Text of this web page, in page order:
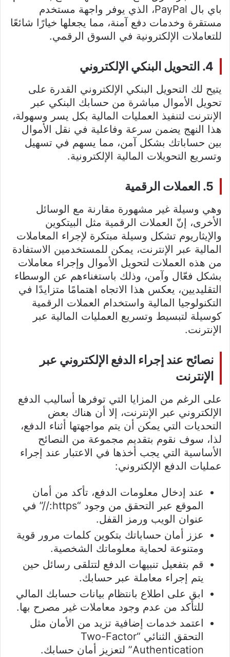
باي بال PayPal، الذي يوفر واجهة مستخدم
مستقرة وخدمات دفع آمنة، مما يجعلها خيارًا شائعًا
للتعاملات الإلكترونية في السوق الرقمي.
4. التحويل البنكي الإلكتروني
يتيح لك التحويل البنكي الإلكتروني القدرة على
تحويل الأموال مباشرة من حسابك البنكي عبر
الإنترنت لتنفيذ العمليات المالية بكل يسر وسهولة،
هذا النهج يضمن سرعة وفاعلية في نقل الأموال
بين حساباتك بشكل آمن، مما يسهم في تسهيل
وتسريع التحويلات المالية الإلكترونية.
5. العملات الرقمية
وهي وسيلة غير مشهورة مقارنة مع الوسائل
الأخرى، إنّ العملات الرقمية مثل البيتكوين
والإيثاريوم تشكل وسيلة مبتكرة لإجراء المعاملات
المالية عبر الإنترنت، يمكن للمستخدمين الاستفادة
من هذه العملات لتحويل الأموال وإجراء معاملات
بشكل فعّال وآمن، وذلك باستغناءهم عن الوسطاء
التقليديين، يعكس هذا الاتجاه اهتمامًا متزايدًا في
التكنولوجيا المالية واستخدام العملات الرقمية
كوسيلة لتبسيط وتسريع العمليات المالية عبر
الإنترنت.
نصائح عند إجراء الدفع الإلكتروني عبر
الإنترنت
على الرغم من المزايا التي توفرها أساليب الدفع
الإلكتروني عبر الإنترنت، إلا أن هناك بعض
التحديات التي يمكن أن يتم مواجهتها أثناء الدفع،
لذا، سوف نقوم بتقديم مجموعة من النصائح
الأساسية التي يجب أخذها في الاعتبار عند إجراء
عمليات الدفع الإلكتروني:
عند إدخال معلومات الدفع، تأكد من أمان
الموقع عبر التحقق من وجود “https://” في
عنوان الويب ورمز القفل.
عزز أمان حساباتك بتكوين كلمات مرور قوية
ومتنوعة لحماية معلوماتك الشخصية.
قم بتفعيل تنبيهات الدفع لتتلقى رسائل حين
يتم إجراء معاملة عبر حسابك.
ابق على اطلاع بانتظام بيانات حسابك المالي
للتأكد من عدم وجود معاملات غير مصرح بها.
اعتمد خدمات إضافية تزيد من الأمان مثل
التحقق الثنائي “Two-Factor
Authentication” لتعزيز أمان حسابك.